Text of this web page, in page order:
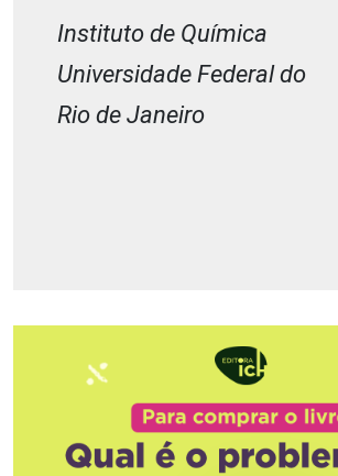
Instituto de Química
Universidade Federal do
Rio de Janeiro